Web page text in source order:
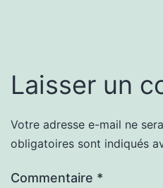
Laisser un
Votre adresse e-mail ne
obligatoires sont indiqués
Commentaire *